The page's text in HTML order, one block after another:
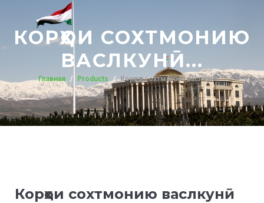
КОРҲОИ СОХТМОНИЮ
ВАСЛКУНӢ...
Главная Products Корҳои сохтмонию васлкунӣ...
Корҳои сохтмонию васлкунӣ